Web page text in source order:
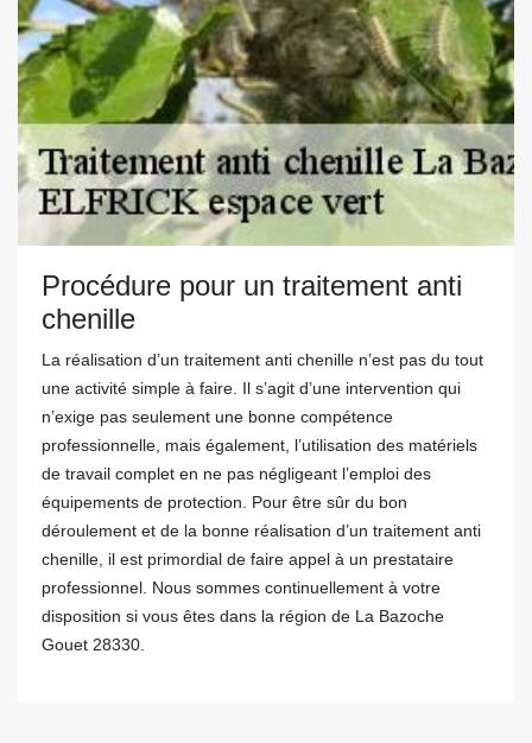
Procédure pour un traitement anti
chenille
La réalisation d’un traitement anti chenille n’est pas du tout
une activité simple à faire. Il s’agit d’une intervention qui
n’exige pas seulement une bonne compétence
professionnelle, mais également, l’utilisation des matériels
de travail complet en ne pas négligeant l’emploi des
équipements de protection. Pour être sûr du bon
déroulement et de la bonne réalisation d’un traitement anti
chenille, il est primordial de faire appel à un prestataire
professionnel. Nous sommes continuellement à votre
disposition si vous êtes dans la région de La Bazoche
Gouet 28330.